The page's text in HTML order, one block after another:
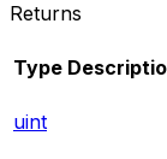
Returns
Type
uint